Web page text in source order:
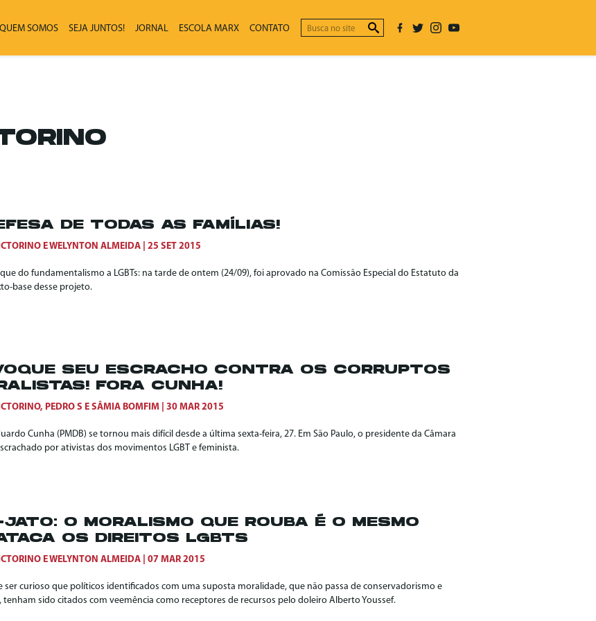
QUEM SOMOS SEJA JUNTOS! JORNAL ESCOLA MARX CONTATO
DE TODAS AS FAMÍLIAS!
EWELYNTON ALMEIDA 25 SET 2015
do fundamentalismo a LGBTs: na tarde de ontem (24/09), foi aprovado na Comissão Especial do Estatuto da
base desse projeto.
SEU ESCRACHO CONTRA OS CORRUPTOS
FORA CUNHA!
, PEDRO S E SÂMIA BOMFIM 30 MAR 2015
Cunha (PMDB) se tornou mais difícil desde a última sexta-feira, 27. Em São Paulo, o presidente da Câmara
por ativistas dos movimentos LGBT e feminista.
JATO: O MORALISMO QUE ROUBA É O MESMO
OS DIREITOS LGBTS
EWELYNTON ALMEIDA 07 MAR 2015
ser curioso que políticos identificados com uma suposta moralidade, que não passa de conservadorismo e
tenham sido citados com veemência como receptores de recursos pelo doleiro Alberto Youssef.